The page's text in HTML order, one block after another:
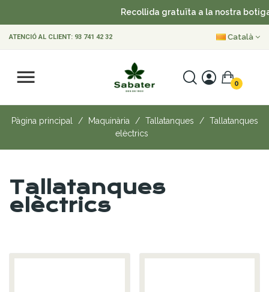
Recollida gratuïta a la nostra botiga
ATENCIÓ AL CLIENT: 93 741 42 32 Català
0
Pàgina principal Maquinària Tallatanques
Tallatanques
elèctrics
Tallatanques
elèctrics